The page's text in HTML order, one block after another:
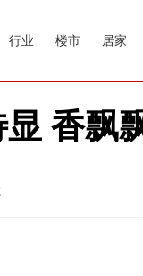
行业 楼市 居家
香飘